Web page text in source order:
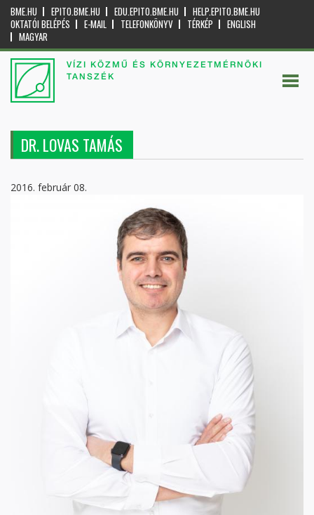
BME.HU EPITO.BME.HU EDU.EPITO.BME.HU
HELP.EPITO.BME.HU
OKTATÓI BELÉPÉS
E-MAIL TELEFONKÖNYV TÉRKÉP
ENGLISH
MAGYAR
VÍZI KÖZMŰ ÉS KÖRNYEZETMÉRNÖKI
TANSZÉK
DR. LOVAS TAMÁS
2016. február 08.